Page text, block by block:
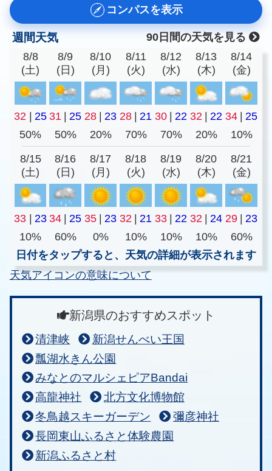
コンパスを表示
週間天気
90日間の天気を見る
8/8
(土)
8/9
(日)
8/10
(月)
8/11
(火)
8/12
(水)
8/13
(木)
8/14
(金)
32 | 25 31 | 25 28 | 23 28 | 21 30 | 22 32 | 22 34 | 25
50%
50% 20% 70% 70% 20% 10%
8/15
(土)
8/16
(日)
8/17
(月)
8/18
(火)
8/19
(水)
8/20
(木)
8/21
(金)
33 | 23 34 | 25 35 | 23 32 | 21 33 | 22 32 | 24 29 | 23
10%
60% 0% 10% 10% 10%
60%
日付をタップすると、天気の詳細が表示されます
天気アイコンの意味について
新潟県のおすすめスポット
清津峡
新潟せんべい王国
瓢湖水きん公園
みなとのマルシェピアBandai
高龍神社
北方文化博物館
冬鳥越スキーガーデン
彌彦神社
長岡東山ふるさと体験農園
新潟ふるさと村